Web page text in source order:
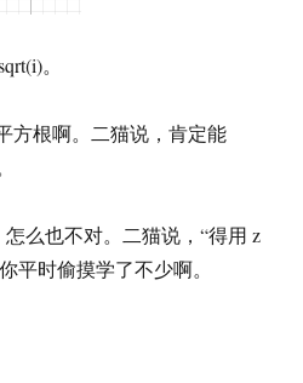
。
方根啊。二猫说，肯定能
怎么也不对。二猫说，“得用 z
平时偷摸学了不少啊。